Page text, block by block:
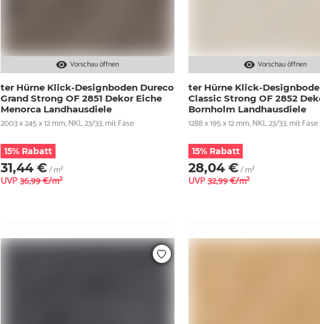
Vorschau öffnen
ter Hürne Klick-Designboden Dureco
Grand Strong OF 2851 Dekor Eiche
Menorca Landhausdiele
2003 x 245 x 12 mm, NKL 23/33, mit Fase
15% Rabatt
31,44 €/ m²
UVP 36,99 €/m²
Vorschau öffnen
ter Hürne Klick-
Classic Strong OF 2852
Bornholm Landhausdiele
1288 x 195 x 12 mm, NKL 23/33, mit Fase
15% Rabatt
28,04 €/ m²
UVP 32,99 €/m²